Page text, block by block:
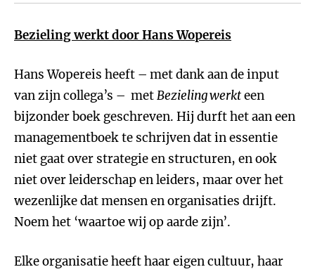
Bezieling werkt doorHans Wopereis
Hans Wopereis heeft – met dank aan de input
van zijn collega’s – metBezieling werkteen
bijzonder boek geschreven. Hij durft het aan een
managementboek te schrijven dat in essentie
niet gaat over strategie en structuren, en ook
niet over leiderschap en leiders, maar over het
wezenlijke dat mensen en organisaties drijft.
Noem het ‘waartoe wij op aarde zijn’.
Elke organisatie heeft haar eigen cultuur, haar